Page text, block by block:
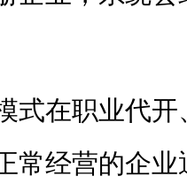
式在职业代
常经营的企